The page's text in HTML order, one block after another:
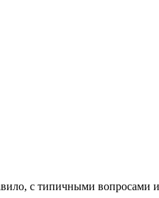
с типичными вопросами и